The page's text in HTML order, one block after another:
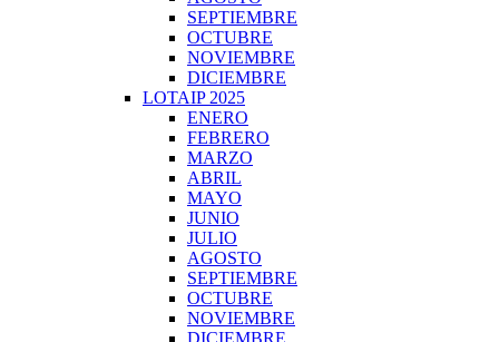
SEPTIEMBRE
OCTUBRE
NOVIEMBRE
DICIEMBRE
LOTAIP 2025
ENERO
FEBRERO
MARZO
ABRIL
MAYO
JUNIO
JULIO
AGOSTO
SEPTIEMBRE
OCTUBRE
NOVIEMBRE
DICIEMBRE